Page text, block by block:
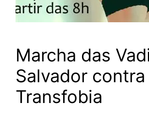
Marcha das
Salvador contra
Transfobia